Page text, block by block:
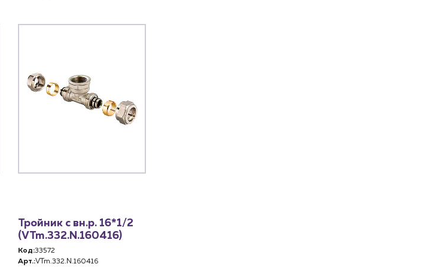
Тройник с вн.р. 16*1/2
(VTm.332.N.160416)
Код:33572
Арт.:VTm.332.N.160416